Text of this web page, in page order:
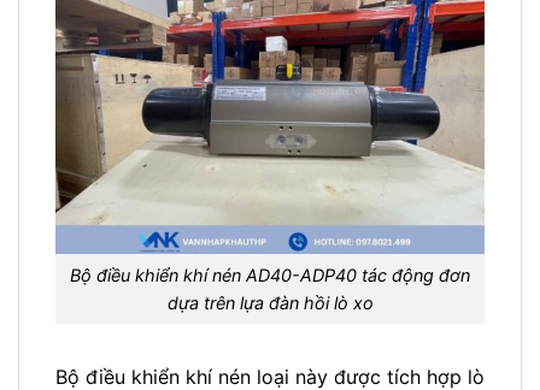
Bộ điều khiển khí nén AD40-ADP40 tác động đơn
dựa trên lựa đàn hồi lò xo
Bộ điều khiển khí nén loại này được tích hợp lò